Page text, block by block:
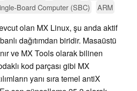
Board Computer (SBC) ARM
olan MX Linux, şu anda aktif
dağıtımdan biridir. Masaüstü
ve MX Tools olarak bilinen
kod parçası gibi MX
yanı sıra temel antiX